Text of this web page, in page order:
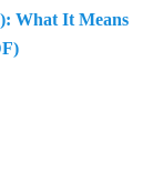
What It Means